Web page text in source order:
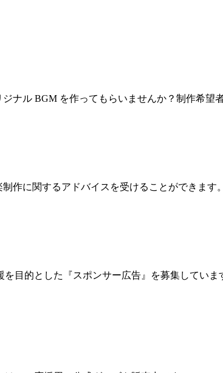
ナル BGM を作ってもらいませんか？制作希望
作に関するアドバイスを受けることができま
を目的とした『スポンサー広告』を募集してい